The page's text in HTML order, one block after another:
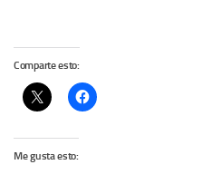
Comparte esto:
Me gusta esto: